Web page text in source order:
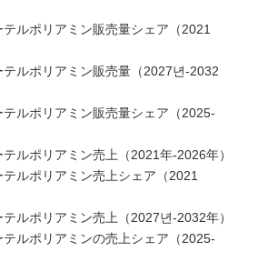
テルポリアミン販売量シェア（2021
テルポリアミン販売量（2027년-2032
テルポリアミン販売量シェア（2025-
テルポリアミン売上（2021年-2026年）
テルポリアミン売上シェア（2021
テルポリアミン売上（2027년-2032年）
テルポリアミンの売上シェア（2025-